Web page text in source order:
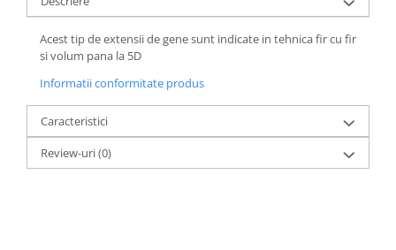
Acest tip de extensii de gene sunt indicate in tehnica fir cu fir
si volum pana la 5D
Informatii conformitate produs
Caracteristici
Review-uri(0)